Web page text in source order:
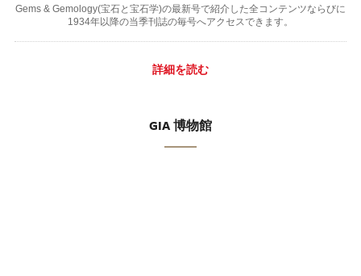
Gems & Gemology(宝石と宝石学)の最新号で紹介した全コンテンツならびに
1934年以降の当季刊誌の毎号へアクセスできます。
詳細を読む
GIA 博物館